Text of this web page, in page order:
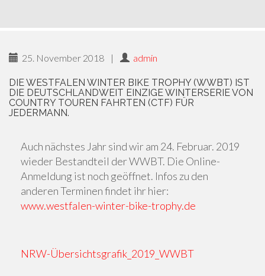
25. November 2018 | admin
DIE WESTFALEN WINTER BIKE TROPHY (WWBT) IST
DIE DEUTSCHLANDWEIT EINZIGE WINTERSERIE VON
COUNTRY TOUREN FAHRTEN (CTF) FÜR
JEDERMANN.
Auch nächstes Jahr sind wir am 24. Februar. 2019
wieder Bestandteil der WWBT. Die Online-
Anmeldung ist noch geöffnet. Infos zu den
anderen Terminen findet ihr hier:
www.westfalen-winter-bike-trophy.de
NRW-Übersichtsgrafik_2019_WWBT